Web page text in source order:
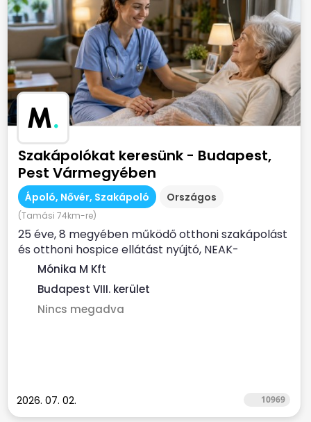
M.
Szakápolókat keresünk - Budapest,
Pest Vármegyében
Ápoló, Nővér, Szakápoló Országos
(Tamási 74km-re)
25 éve, 8 megyében működő otthoni szakápolást
és otthoni hospice ellátást nyújtó, NEAK-
finanszírozott...
Mónika M Kft
Budapest VIII. kerület
Nincs megadva
2026. 07. 02. 10969